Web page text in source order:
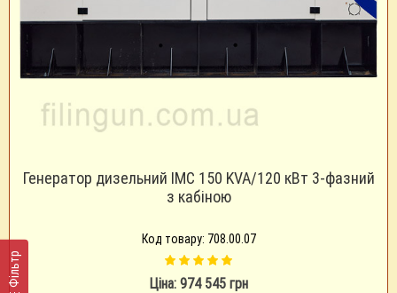
Фільтр
Генератор дизельний IMC 150 KVA/120 кВт 3-фазний
з кабіною
Код товару: 708.00.07
Ціна: 974 545 грн